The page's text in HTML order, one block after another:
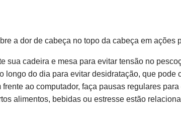
a dor de cabeça no topo da cabeça em ações
sua cadeira e mesa para evitar tensão no
longo do dia para evitar desidratação, que pode
frente ao computador, faça pausas regulares
alimentos, bebidas ou estresse estão